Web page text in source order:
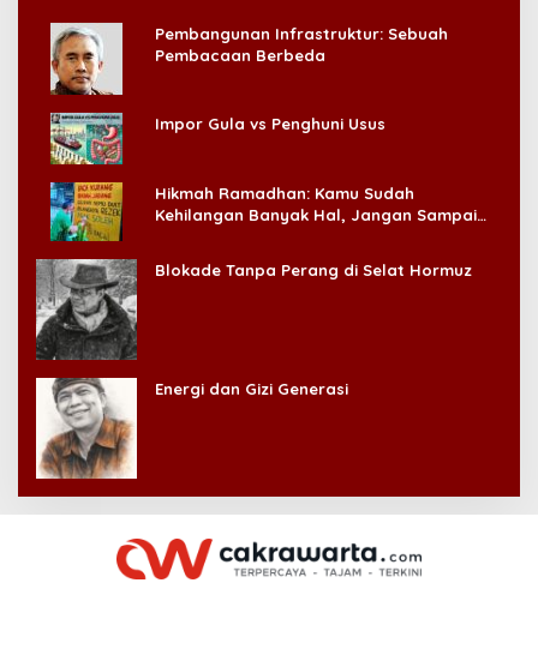
Pembangunan Infrastruktur: Sebuah
Pembacaan Berbeda
Impor Gula vs Penghuni Usus
Hikmah Ramadhan: Kamu Sudah
Kehilangan Banyak Hal, Jangan Sampai
Blokade Tanpa Perang di Selat Hormuz
Energi dan Gizi Generasi